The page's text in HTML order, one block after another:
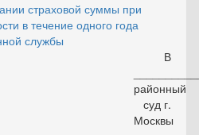
страховой суммы при
в течение одного года
службы
В
районный
суд г.
Москвы